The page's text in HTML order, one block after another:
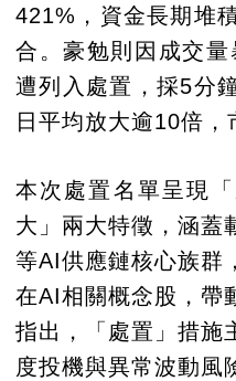
421%，資金長期堆
合。豪勉則因成交
遭列入處置，採5分
日平均放大逾10倍，
本次處置名單呈現
大」兩大特徵，涵蓋
等AI供應鏈核心族群
在AI相關概念股，帶
指出，「處置」措施
度投機與異常波動風